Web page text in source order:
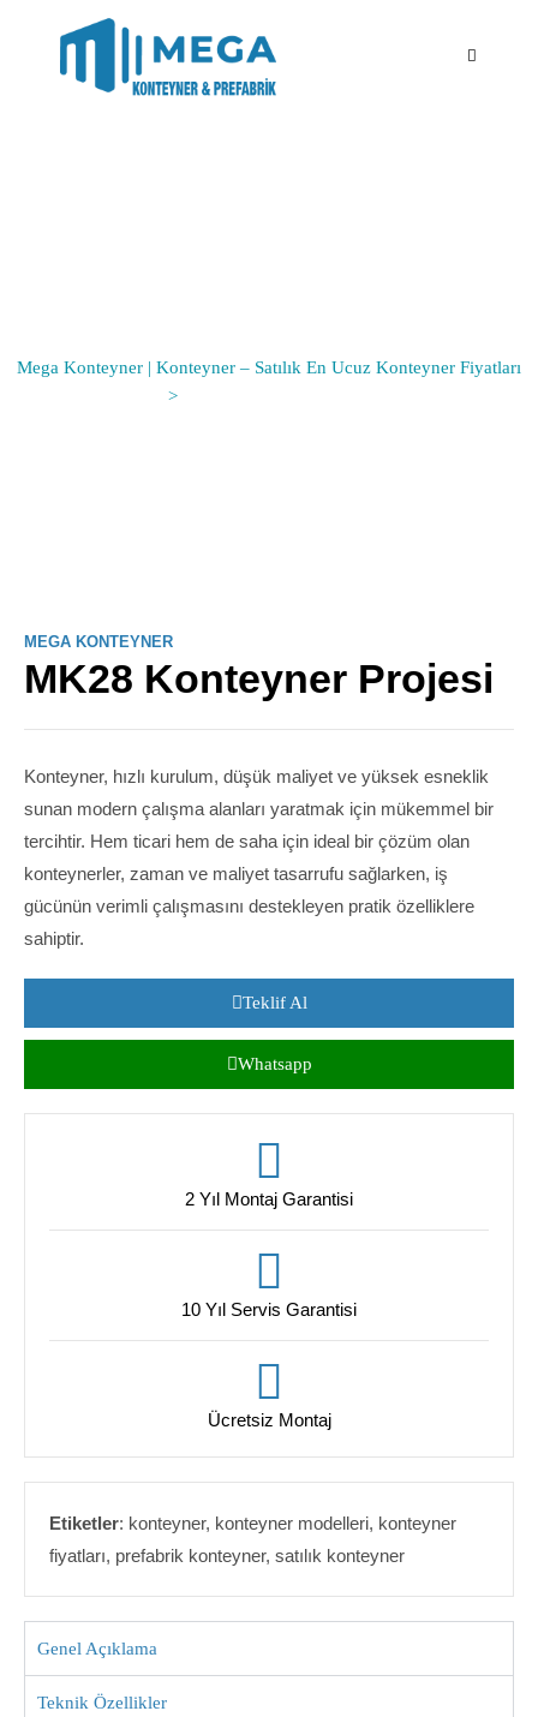
Mega Konteyner | Konteyner – Satılık En Ucuz Konteyner Fiyatları
>
MEGA KONTEYNER
MK28 Konteyner Projesi
Konteyner, hızlı kurulum, düşük maliyet ve yüksek esneklik
sunan modern çalışma alanları yaratmak için mükemmel bir
tercihtir. Hem ticari hem de saha için ideal bir çözüm olan
konteynerler, zaman ve maliyet tasarrufu sağlarken, iş
gücünün verimli çalışmasını destekleyen pratik özelliklere
sahiptir.
Teklif Al
Whatsapp
2 Yıl Montaj Garantisi
10 Yıl Servis Garantisi
Ücretsiz Montaj
Etiketler: konteyner, konteyner modelleri, konteyner
fiyatları, prefabrik konteyner, satılık konteyner
Genel Açıklama
Teknik Özellikler